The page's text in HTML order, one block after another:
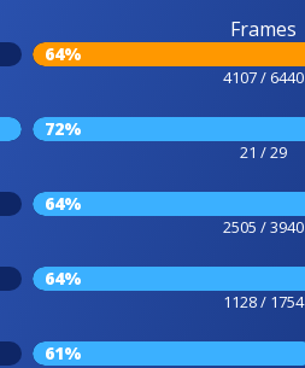
Frames
64%
4107 / 6440
72%
21 / 29
64%
2505 / 3940
64%
1128 / 1754
61%